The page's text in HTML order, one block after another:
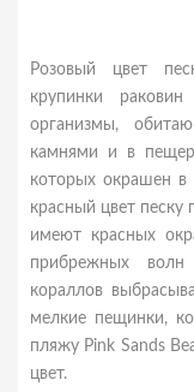
Розовый цвет
крупинки
организмы,
камнями и в
которых окрашен в
красный цвет
имеют красных
прибрежных
кораллов
мелкие пещинки,
пляжу Pink Sands
цвет.